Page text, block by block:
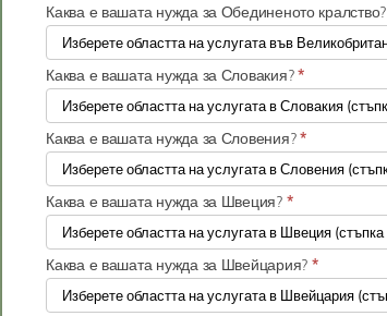
Каква е вашата нужда за Обединеното кралство?
Каква е вашата нужда за Словакия?*
Каква е вашата нужда за Словения?*
Каква е вашата нужда за Швеция? *
Каква е вашата нужда за Швейцария? *